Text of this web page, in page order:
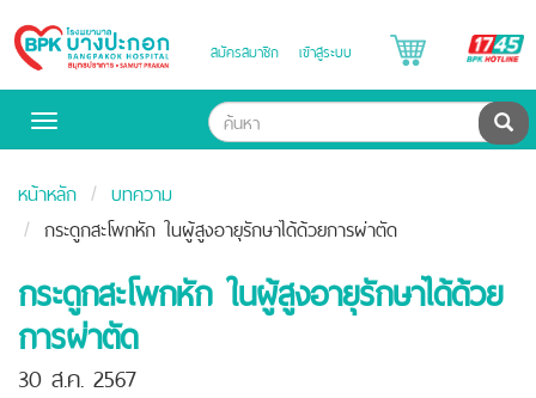
Bangpakok
Hospital
สมัครสมาชิก เข้าสู่ระบบ
Toggle
ค้น
หน้าหลัก
บทความ
กระดูกสะโพกหัก ในผู้สูงอายุรักษาได้ด้วยการผ่าตัด
กระดูกสะโพกหัก ในผู้สูงอายุรักษาได้ด้วย
การผ่าตัด
30 ส.ค. 2567